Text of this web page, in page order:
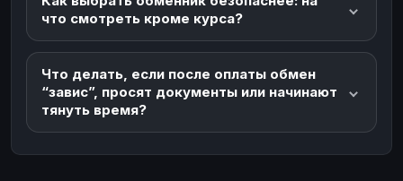
что смотреть кроме курса?
Что делать, если после оплаты обмен
“завис”, просят документы или начинают
тянуть время?